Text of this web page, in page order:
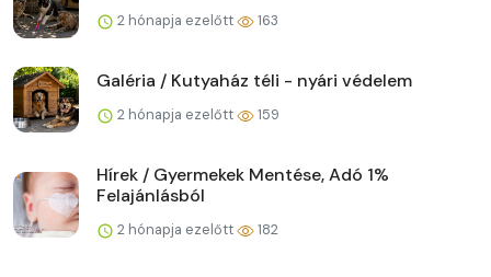
2 hónapja ezelőtt 163
Galéria / Kutyaház téli - nyári védelem
2 hónapja ezelőtt 159
Hírek / Gyermekek Mentése, Adó 1%
Felajánlásból
2 hónapja ezelőtt 182